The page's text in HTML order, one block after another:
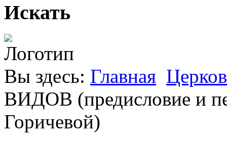
Искать
Вы здесь: Главная
ВИДОВ (предисловие и
Горичевой)